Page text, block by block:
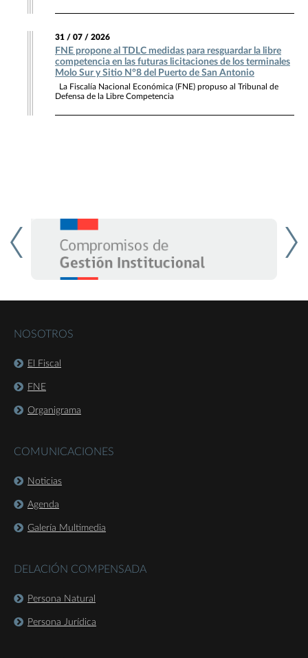
31 / 07 / 2026
FNE propone al TDLC medidas para resguardar la libre
competencia en las futuras licitaciones de los terminales
Molo Sur y Sitio N°8 del Puerto de San Antonio
La Fiscalía Nacional Económica (FNE) propuso al Tribunal de
Defensa de la Libre Competencia
NOSOTROS
El Fiscal
FNE
Organigrama
COMUNICACIONES
Noticias
Agenda
Galería Multimedia
DELACIÓN COMPENSADA
Persona Natural
Persona Jurídica